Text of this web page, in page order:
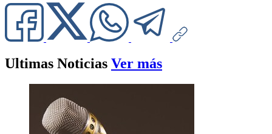
Ultimas Noticias Ver más